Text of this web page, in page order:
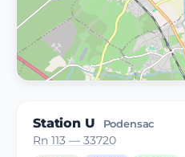
Station U Podensac
Rn 113 — 33720